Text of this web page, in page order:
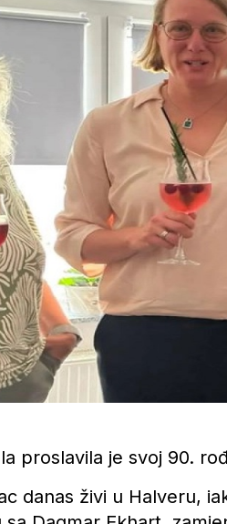
proslavila je svoj 90.
danas živi u Halveru,